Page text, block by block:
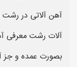
آهن آلاتی در
آلات رشت معرفی
بصورت عمده و جز